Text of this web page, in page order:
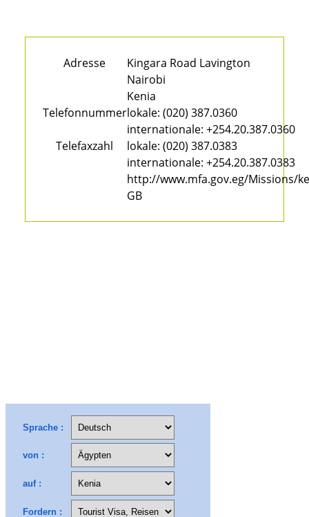
Adresse
Kingara Road Lavington
Nairobi
Kenia
Telefonnummerlokale: (020) 387.0360
internationale: +254.20.387.0360
Telefaxzahl
lokale: (020) 387.0383
internationale: +254.20.387.0383
http://www.mfa.gov.eg/Missions/
GB